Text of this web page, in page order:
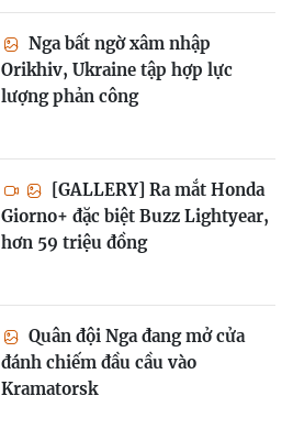
Nga bất ngờ xâm nhập
Orikhiv, Ukraine tập hợp lực
lượng phản công
[GALLERY] Ra mắt Honda
Giorno+ đặc biệt Buzz Lightyear,
hơn 59 triệu đồng
Quân đội Nga đang mở cửa
đánh chiếm đầu cầu vào
Kramatorsk